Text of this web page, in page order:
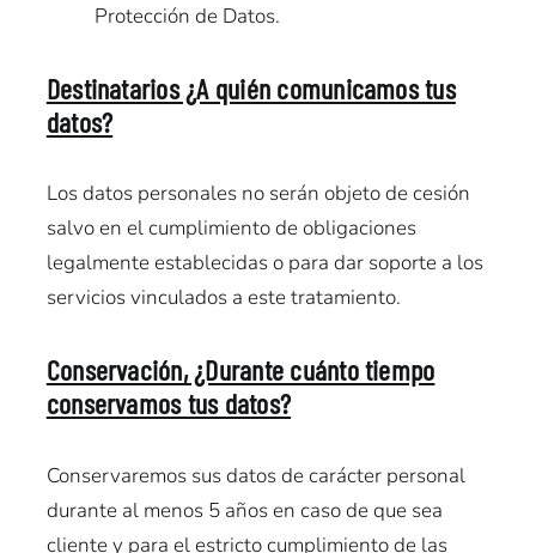
Protección de Datos.
Destinatarios ¿A quién comunicamos tus
datos?
Los datos personales no serán objeto de cesión
salvo en el cumplimiento de obligaciones
legalmente establecidas o para dar soporte a los
servicios vinculados a este tratamiento.
Conservación, ¿Durante cuánto tiempo
conservamos tus datos?
Conservaremos sus datos de carácter personal
durante al menos 5 años en caso de que sea
cliente y para el estricto cumplimiento de las